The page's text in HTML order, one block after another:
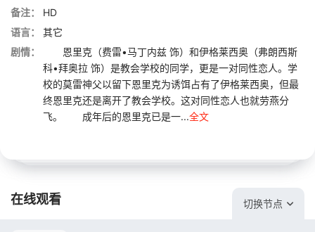
备注：
HD
语言：
其它
剧情：
恩里克（费雷•马丁内兹 饰）和伊格莱西奥（弗朗西斯
科•拜奥拉 饰）是教会学校的同学，更是一对同性恋人。学
校的莫雷神父以留下恩里克为诱饵占有了伊格莱西奥，但最
终恩里克还是离开了教会学校。这对同性恋人也就劳燕分
飞。 成年后的恩里克已是一...全文
在线观看 切换节点